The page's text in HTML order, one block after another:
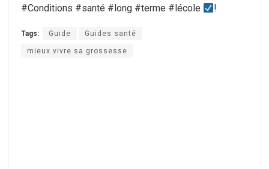
#Conditions #santé #long #terme #lécole
!
Tags: Guide Guides santé
mieux vivre sa grossesse